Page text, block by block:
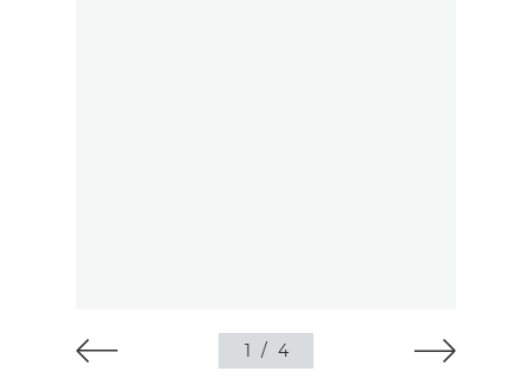
1 / 4